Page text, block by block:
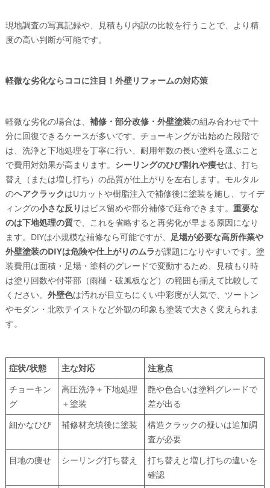
現地調査の写真記録や、見積もり内訳の比較を行うことで、より精
度の高い判断が可能です。
軽微な劣化ならココに注目！外壁リフォームの対応策
軽微な劣化の場合は、 補修・部分改修・外壁塗装の組み合わせで十
分に回復できるケースが多いです。チョーキングが出始めた段階で
は、洗浄と下地処理を丁寧に行い、耐用年数の長い塗料を選ぶこと
で費用対効果が高まります。 シーリングのひび割れや痩せは、打ち
替え（または増し打ち）の品質が仕上がりを左右します。モルタル
のヘアクラックはUカットや樹脂注入で補修後に塗装を施し、サイデ
ィングの小さな反り はビス留めや部分補修で延命できます。 重要な
のは下地処理の質で、これを省略すると再劣化が早まる原因になり
ます。DIYは小規模な補修なら可能ですが、 足場が必要な高所作業や
外壁塗装のDIYは危険や仕上がりのムラが課題になりやすいです。塗
装費用は面積・足場・塗料のグレードで変動するため、見積もり時
は塗り回数や付帯部（雨樋・破風板など）の範囲も揃えて比較して
ください。 外壁色は汚れが目立ちにくい中彩度が人気で、ツートン
やモダン・北欧テイストなど外観の印象も塗装で大きく変えられま
す。
症状/状態 主な対応
注意点
チョーキン
グ
高圧洗浄＋下地処理
＋塗装
艶や色合いは塗料グレードで
差が出る
細かなひび
補修材充填後に塗装
構造クラックの疑いは追加調
査が必要
目地の痩せ
シーリング打ち替え
打ち替えと増し打ちの違いを
確認